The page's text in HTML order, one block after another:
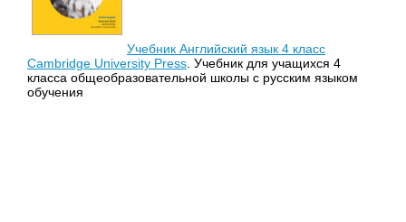
Учебник Английский язык 4 класс
Cambridge University Press . Учебник для учащихся 4
класса общеобразовательной школы с русским языком
обучения